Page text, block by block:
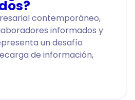
contemporáneo,
informados y
un desafío
de información,